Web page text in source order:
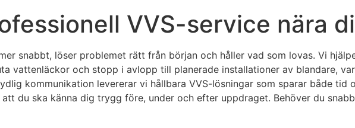
VVS-service nära
snabbt, löser problemet rätt från början och håller vad som lovas. Vi
vattenläckor och stopp i avlopp till planerade installationer av blandare,
kommunikation levererar vi hållbara VVS-lösningar som sparar både tid
du ska känna dig trygg före, under och efter uppdraget. Behöver du